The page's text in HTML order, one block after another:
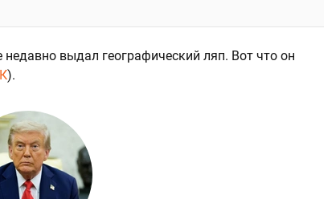
выдал географический ляп. Вот что он
).